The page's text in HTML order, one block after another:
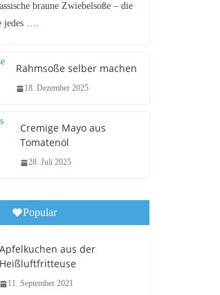
braune Zwiebelsoße – die
jedes ….
Rahmsoße selber machen
18. Dezember 2025
Cremige Mayo aus
Tomatenöl
28. Juli 2025
Popular
Apfelkuchen aus der
Heißluftfritteuse
11. September 2021